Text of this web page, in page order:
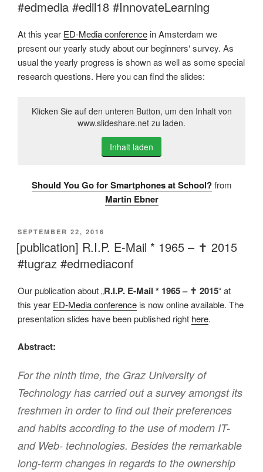
#edmedia #edil18 #InnovateLearning
At this year ED-Media conference in Amsterdam we
present our yearly study about our beginners‘ survey. As
usual the yearly progress is shown as well as some special
research questions. Here you can find the slides:
Klicken Sie auf den unteren Button, um den Inhalt von
www.slideshare.net zu laden.
Inhalt laden
Should You Go for Smartphones at School? from
Martin Ebner
VERÖFFENTLICHT
AM
SEPTEMBER 22, 2016
[publication] R.I.P. E-Mail * 1965 – ✝ 2015
#tugraz #edmediaconf
Our publication about „R.I.P. E-Mail * 1965 – ✝ 2015“ at
this year ED-Media conference is now online available. The
presentation slides have been published right here.
Abstract:
For the ninth time, the Graz University of
Technology has carried out a survey amongst its
freshmen in order to find out their preferences
and habits according to the use of modern IT-
and Web- technologies. Besides the remarkable
long-term changes in regards to the ownership